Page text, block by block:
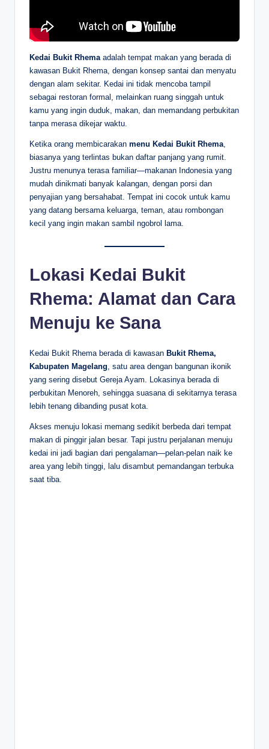
Kedai Bukit Rhemaadalah tempat makan yang berada di
kawasan Bukit Rhema, dengan konsep santai dan menyatu
dengan alam sekitar. Kedai ini tidak mencoba tampil
sebagai restoran formal, melainkan ruang singgah untuk
kamu yang ingin duduk, makan, dan memandang perbukitan
tanpa merasa dikejar waktu.
Ketika orang membicarakan menu Kedai Bukit Rhema,
biasanya yang terlintas bukan daftar panjang yang rumit.
Justru menunya terasa familiar—makanan Indonesia yang
mudah dinikmati banyak kalangan, dengan porsi dan
penyajian yang bersahabat. Tempat ini cocok untuk kamu
yang datang bersama keluarga, teman, atau rombongan
kecil yang ingin makan sambil ngobrol lama.
Lokasi Kedai Bukit
Rhema: Alamat dan Cara
Menuju ke Sana
Kedai Bukit Rhema berada di kawasan Bukit Rhema,
Kabupaten Magelang , satu area dengan bangunan ikonik
yang sering disebut Gereja Ayam. Lokasinya berada di
perbukitan Menoreh, sehingga suasana di sekitarnya terasa
lebih tenang dibanding pusat kota.
Akses menuju lokasi memang sedikit berbeda dari tempat
makan di pinggir jalan besar. Tapi justru perjalanan menuju
kedai ini jadi bagian dari pengalaman—pelan-pelan naik ke
area yang lebih tinggi, lalu disambut pemandangan terbuka
saat tiba.